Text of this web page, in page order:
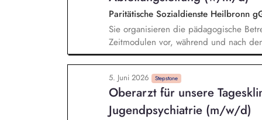
Paritätische Sozialdienste Heilbronn
Sie organisieren die pädagogische
Zeitmodulen vor, während und nach
Betreuungsgruppen im Mittagsband,
Freispielphasen und in den betreuten
Ferienbetreuung und arbeiten im Team
multiprofessionelle Gesamtteam an
pädagogischen Fragestellungen.
5. Juni 2026 Stepstone
Oberarzt für unsere
Jugendpsychiatrie (m/w/d)